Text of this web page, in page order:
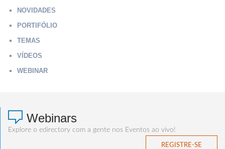
NOVIDADES
PORTIFÓLIO
TEMAS
VÍDEOS
WEBINAR
Webinars
Explore o edirectory com a gente nos Eventos ao vivo!
REGISTRE-SE